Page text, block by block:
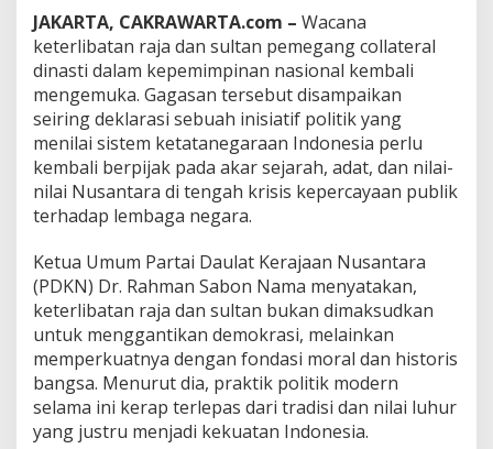
e
r
a
l
M
a
s
u
k
W
a
a
n
a
K
e
p
e
m
i
m
JAKARTA, CAKRAWARTA.com – Wacana
keterlibatan raja dan sultan pemegang collateral
dinasti dalam kepemimpinan nasional kembali
mengemuka. Gagasan tersebut disampaikan
seiring deklarasi sebuah inisiatif politik yang
menilai sistem ketatanegaraan Indonesia perlu
kembali berpijak pada akar sejarah, adat, dan nilai-
nilai Nusantara di tengah krisis kepercayaan publik
terhadap lembaga negara.
Ketua Umum Partai Daulat Kerajaan Nusantara
(PDKN) Dr. Rahman Sabon Nama menyatakan,
keterlibatan raja dan sultan bukan dimaksudkan
untuk menggantikan demokrasi, melainkan
memperkuatnya dengan fondasi moral dan historis
bangsa. Menurut dia, praktik politik modern
selama ini kerap terlepas dari tradisi dan nilai luhur
yang justru menjadi kekuatan Indonesia.